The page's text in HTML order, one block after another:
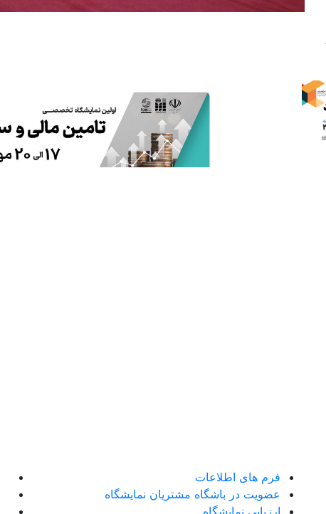
فرم های اطلاعات
عضویت در باشگاه مشتریان نمایشگاه
ارزیابی نمایشگاه